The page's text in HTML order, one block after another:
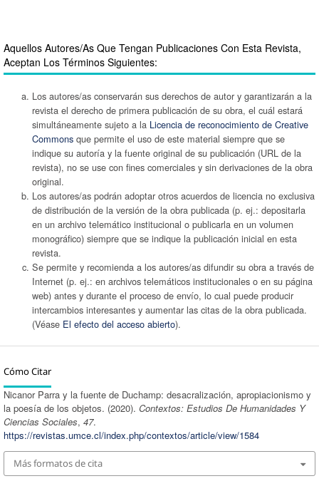
Aquellos Autores/as Que Tengan Publicaciones Con Esta Revista,
Aceptan Los Términos Siguientes:
Los autores/as conservarán sus derechos de autor y garantizarán a la
revista el derecho de primera publicación de su obra, el cuál estará
simultáneamente sujeto a la Licencia de reconocimiento de Creative
Commonsque permite el uso de este material siempre que se
indique su autoría y la fuente original de su publicación (URL de la
revista), no se use con fines comerciales y sin derivaciones de la obra
original.
Los autores/as podrán adoptar otros acuerdos de licencia no exclusiva
de distribución de la versión de la obra publicada (p. ej.: depositarla
en un archivo telemático institucional o publicarla en un volumen
monográfico) siempre que se indique la publicación inicial en esta
revista.
Se permite y recomienda a los autores/as difundir su obra a través de
Internet (p. ej.: en archivos telemáticos institucionales o en su página
web) antes y durante el proceso de envío, lo cual puede producir
intercambios interesantes y aumentar las citas de la obra publicada.
(Véase El efecto del acceso abierto).
Cómo Citar
Nicanor Parra y la fuente de Duchamp: desacralización, apropiacionismo y
la poesía de los objetos. (2020). Contextos: Estudios De Humanidades Y
Ciencias Sociales, 47.
https://revistas.umce.cl/index.php/contextos/article/view/1584
Más formatos de cita